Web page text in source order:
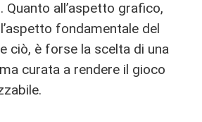
Quanto all’aspetto grafico,
fondamentale del
ciò, è forse la scelta di una
curata a rendere il gioco